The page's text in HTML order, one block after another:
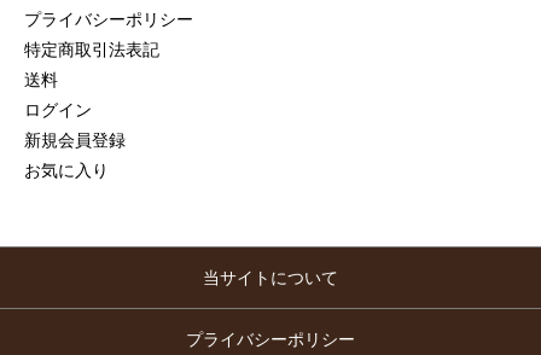
プライバシーポリシー
特定商取引法表記
送料
ログイン
新規会員登録
お気に入り
当サイトについて
プライバシーポリシー